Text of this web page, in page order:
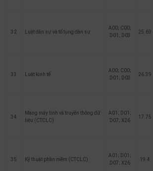
32 Luật dân sự và tố tụng dân sự
A00; C00;
D01; D03
25.69
33 Luật kinh tế
A00; C00;
D01; D03
26.39
34
Mạng máy tính và truyền thông dữ
liệu (CTCLC)
A01; D01;
D07; X26
17.75
35 Kỹ thuật phần mềm (CTCLC)
A01; D01;
D07; X26
19.4